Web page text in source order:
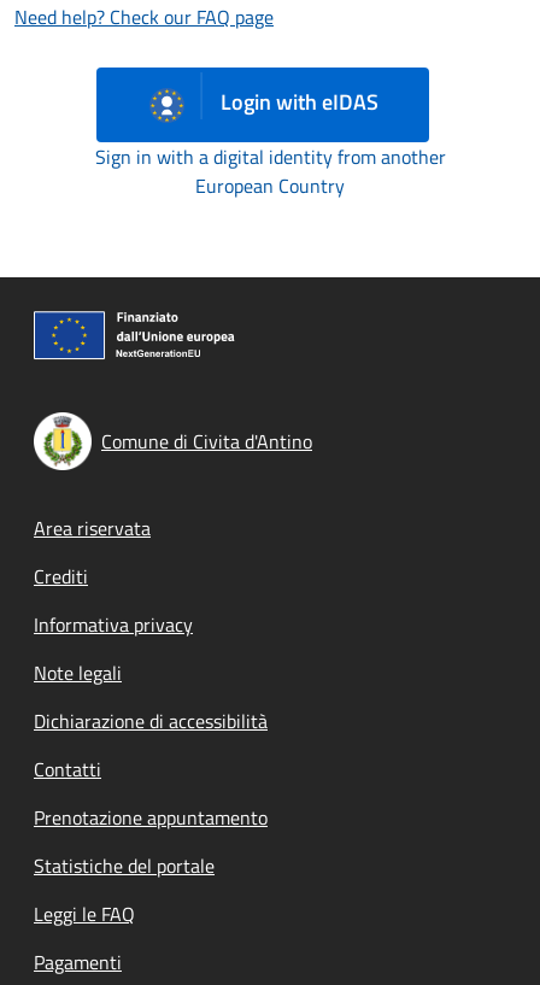
Need help? Check our FAQ page
Login with eIDAS
Sign in with a digital identity from another
European Country
Comune di Civita d'Antino
Footer menu
Area riservata
Crediti
Informativa privacy
Note legali
Dichiarazione di accessibilità
Contatti
Prenotazione appuntamento
Statistiche del portale
Leggi le FAQ
Pagamenti